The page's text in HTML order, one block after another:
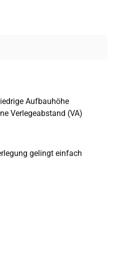
Aufbauhöhe
Verlegeabstand (VA)
gelingt einfach